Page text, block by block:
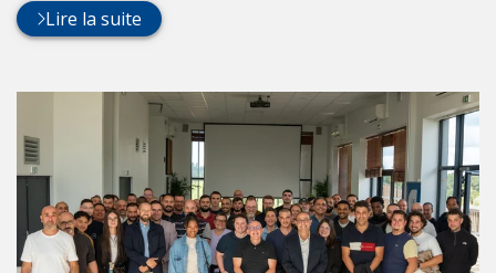
Lire la suite